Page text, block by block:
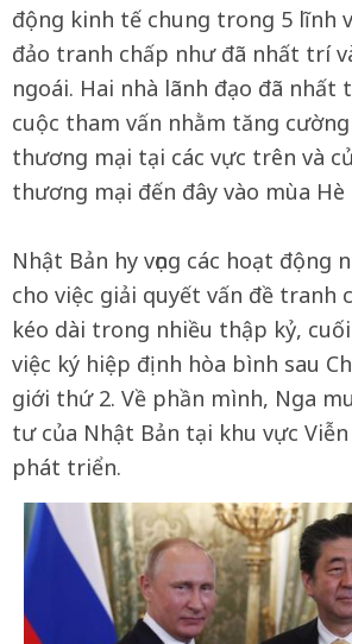
động kinh tế chung trong 5 lĩnh
đảo tranh chấp như đã nhất trí
ngoái. Hai nhà lãnh đạo đã nhất
cuộc tham vấn nhằm tăng
thương mại tại các vực trên và
thương mại đến đây vào mùa Hè
Nhật Bản hy vọng các hoạt động
cho việc giải quyết vấn đề tranh
kéo dài trong nhiều thập kỷ,
việc ký hiệp định hòa bình sau
giới thứ 2. Về phần mình, Nga
tư của Nhật Bản tại khu vực
phát triển.